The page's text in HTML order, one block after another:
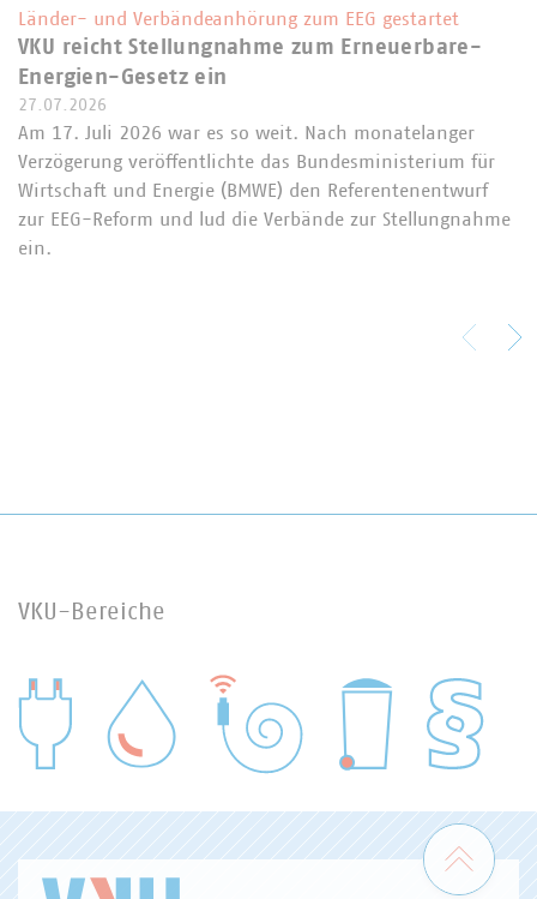
Länder- und Verbändeanhörung zum EEG gestartet
VKU reicht Stellungnahme zum Erneuerbare-
Energien-Gesetz ein
27.07.2026
Am 17. Juli 2026 war es so weit. Nach monatelanger
Verzögerung veröffentlichte das Bundesministerium für
Wirtschaft und Energie (BMWE) den Referentenentwurf
zur EEG-Reform und lud die Verbände zur Stellungnahme
ein.
VKU-Bereiche
WASSER/ABWASSER
Zum